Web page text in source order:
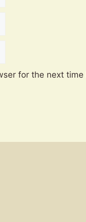
for the next time